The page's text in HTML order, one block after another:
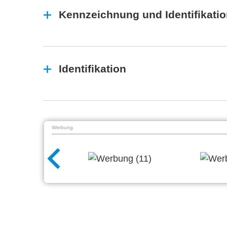
Kennzeichnung und
Identifikation
Werbung